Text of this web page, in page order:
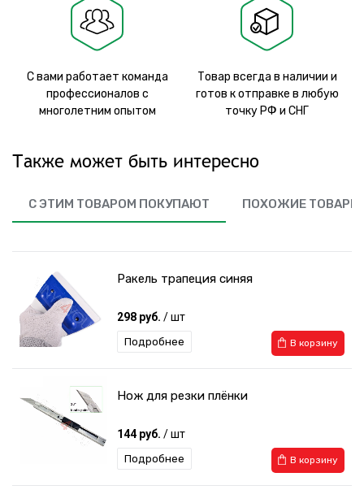
С вами работает команда
профессионалов с
многолетним опытом
Товар всегда в наличии и
готов к отправке в любую
точку РФ и СНГ
Также может быть интересно
С ЭТИМ ТОВАРОМ ПОКУПАЮТ ПОХОЖИЕ ТОВАРЫ
Ракель трапеция синяя
298 руб. / шт
В корзину
Подробнее
Нож для резки плёнки
144 руб. / шт
В корзину
Подробнее